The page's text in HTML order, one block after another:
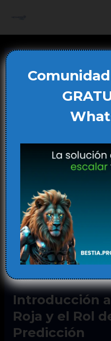
contenido
la Protección
Ecosistemas
Deja un comentario/Blog,
Elena
Introducción
Roja y el Rol
Predicción